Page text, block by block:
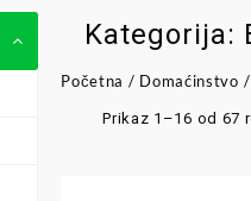
Kategorija:
Početna / Domaćinstvo
Prikaz 1–16 od 67